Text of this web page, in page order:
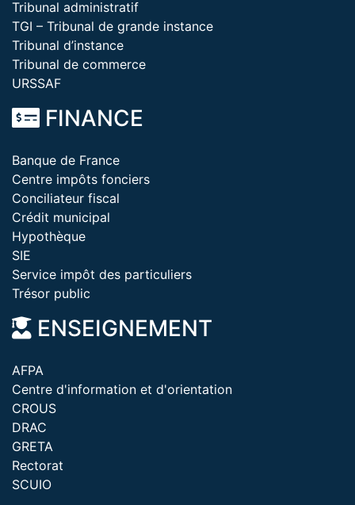
Tribunal administratif
TGI – Tribunal de grande instance
Tribunal d’instance
Tribunal de commerce
URSSAF
FINANCE
Banque de France
Centre impôts fonciers
Conciliateur fiscal
Crédit municipal
Hypothèque
SIE
Service impôt des particuliers
Trésor public
ENSEIGNEMENT
AFPA
Centre d'information et d'orientation
CROUS
DRAC
GRETA
Rectorat
SCUIO